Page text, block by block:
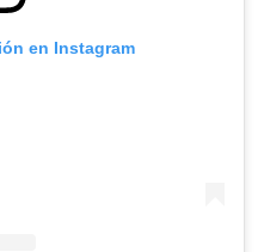
en Instagram